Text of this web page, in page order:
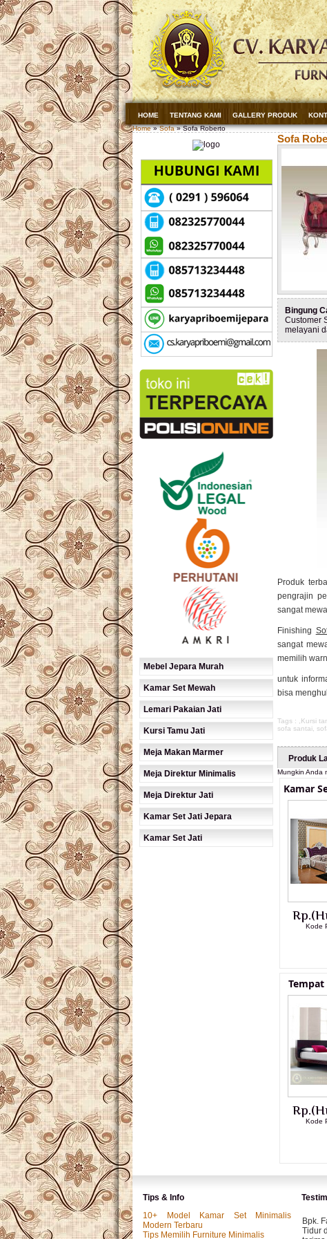
HOME TENTANG KAMI GALLERY PRODUK
Home»Sofa» Sofa Roberto
Mebel Jepara Murah
Kamar Set Mewah
Lemari Pakaian Jati
Kursi Tamu Jati
Meja Makan Marmer
Meja Direktur Minimalis
Meja Direktur Jati
Kamar Set Jati Jepara
Kamar Set Jati
Sofa
Bingung
Customer
melayani
Produk
pengrajin
sangat
Finishing
sangat
memilih
untuk
bisa
Tags : , Kursi
sofa santai
Produk
Mungkin Anda
Kamar
Kode
Kode
Tips & Info
10+ Model Kamar Set Minimalis
Modern Terbaru
Tips Memilih Furniture Minimalis
Bpk.
Tidur